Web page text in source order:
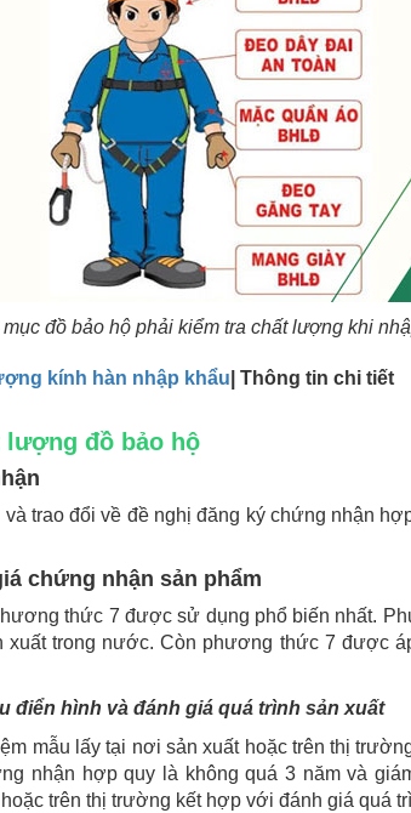
đồ bảo hộ phải kiểm tra chất lượng khi
kính hàn nhập khẩu | Thông tin chi tiết
lượng đồ bảo hộ
trao đổi về đề nghị đăng ký chứng nhận
chứng nhận sản phẩm
thức 7 được sử dụng phổ biến nhất.
xuất trong nước. Còn phương thức 7 được
điển hình và đánh giá quá trình sản xuất
mẫu lấy tại nơi sản xuất hoặc trên thị
nhận hợp quy là không quá 3 năm và
trên thị trường kết hợp với đánh giá quá